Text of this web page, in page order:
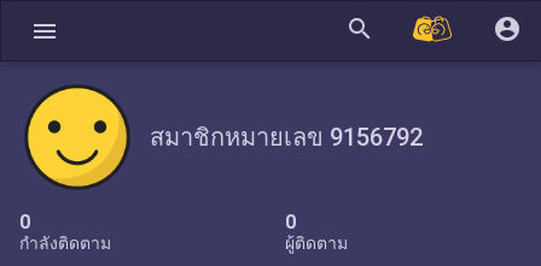
menu search account_circle
สมาชิกหมายเลข 9156792
0
กำลังติดตาม
0
ผู้ติดตาม